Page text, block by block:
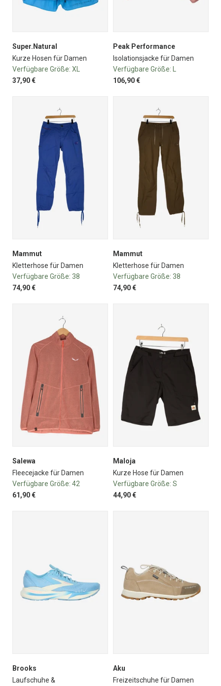
Super.Natural
Kurze Hosen für Damen
Verfügbare Größe: XL
37,90 €
Peak Performance
Isolationsjacke für Damen
Verfügbare Größe:
106,90 €
Mammut
Kletterhose für Damen
Verfügbare Größe: 38
74,90 €
Mammut
Kletterhose für Damen
Verfügbare Größe: 38
74,90 €
Salewa
Fleecejacke für Damen
Verfügbare Größe: 42
61,90 €
Maloja
Kurze Hose für Damen
Verfügbare Größe: S
44,90 €
Brooks
Laufschuhe &
Aku
Freizeitschuhe für Damen